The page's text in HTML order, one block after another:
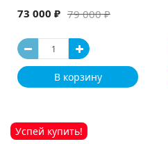
79 000 ₽
73 000 ₽
В корзину
Успей купить!